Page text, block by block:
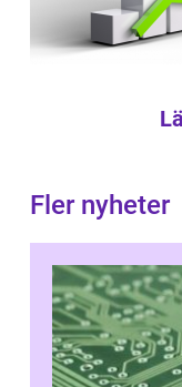
Fler nyheter